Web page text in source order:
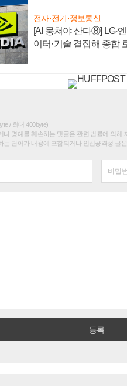
전자·전기·정보통신
[AI 뭉쳐야 산다⑧] LG·
이터·기술 결집해 종합
/ 최대 400byte)
나 명예를 훼손하는 댓글은 관련 법률에 의해
는 단어가 내용에 포함되거나 인신공격성 글